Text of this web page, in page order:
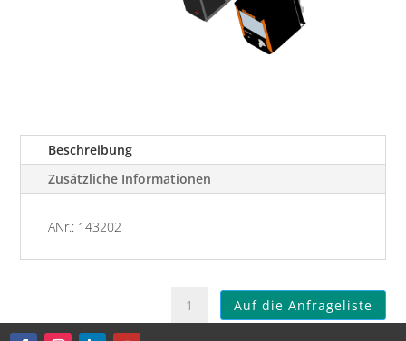
Beschreibung
Zusätzliche Informationen
ANr.: 143202
AbhängungAuf die Anfrageliste